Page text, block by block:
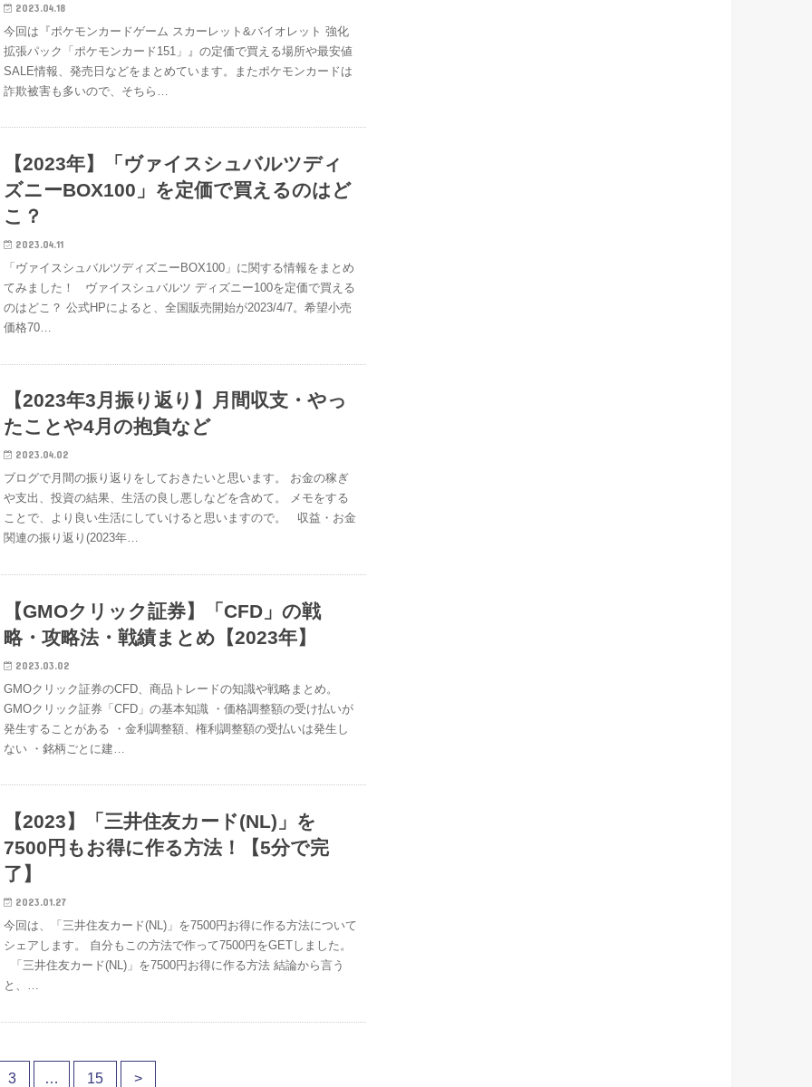
2023.04.18
今回は『ポケモンカードゲーム スカーレット&バイオレット 強化
拡張パック「ポケモンカード151」』の定価で買える場所や最安値
SALE情報、発売日などをまとめています。またポケモンカードは
詐欺被害も多いので、そちら…
【2023年】「ヴァイスシュバルツディ
ズニーBOX100」を定価で買えるのはど
こ？
2023.04.11
「ヴァイスシュバルツディズニーBOX100」に関する情報をまとめ
てみました！ ヴァイスシュバルツ ディズニー100を定価で買える
のはどこ？ 公式HPによると、全国販売開始が2023/4/7。希望小売
価格70…
【2023年3月振り返り】月間収支・やっ
たことや4月の抱負など
2023.04.02
ブログで月間の振り返りをしておきたいと思います。 お金の稼ぎ
や支出、投資の結果、生活の良し悪しなどを含めて。 メモをする
ことで、より良い生活にしていけると思いますので。 収益・お金
関連の振り返り(2023年…
【GMOクリック証券】「CFD」の戦
略・攻略法・戦績まとめ【2023年】
2023.03.02
GMOクリック証券のCFD、商品トレードの知識や戦略まとめ。
GMOクリック証券「CFD」の基本知識 ・価格調整額の受け払いが
発生することがある ・金利調整額、権利調整額の受払いは発生し
ない ・銘柄ごとに建…
【2023】「三井住友カード(NL)」を
7500円もお得に作る方法！【5分で完
了】
2023.01.27
今回は、「三井住友カード(NL)」を7500円お得に作る方法について
シェアします。 自分もこの方法で作って7500円をGETしました。
「三井住友カード(NL)」を7500円お得に作る方法 結論から言う
と、…
3 … 15 >